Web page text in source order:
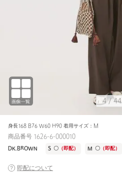
身長168 B76 W60 H90 着用サイズ：M
4/ 44
商品番号 1626-6-000010
DK.BROWN S 〇（即配） M 〇（即配）
即配について